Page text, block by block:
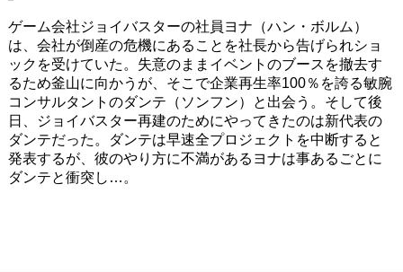
ゲーム会社ジョイバスターの社員ヨナ（ハン・ボルム）
は、会社が倒産の危機にあることを社長から告げられショ
ックを受けていた。失意のままイベントのブースを撤去す
るため釜山に向かうが、そこで企業再生率100％を誇る敏腕
コンサルタントのダンテ（ソンフン）と出会う。そして後
日、ジョイバスター再建のためにやってきたのは新代表の
ダンテだった。ダンテは早速全プロジェクトを中断すると
発表するが、彼のやり方に不満があるヨナは事あるごとに
ダンテと衝突し…。